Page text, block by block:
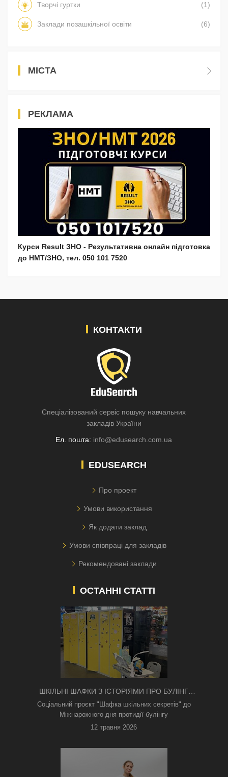
Творчі гуртки (1)
Заклади позашкільної освіти (6)
МІСТА
РЕКЛАМА
Курси Result ЗНО - Результативна онлайн підготовка
до НМТ/ЗНО, тел. 050 101 7520
КОНТАКТИ
Спеціалізований сервіс пошуку навчальних
закладів України
Ел. пошта: info@edusearch.com.ua
EDUSEARCH
Про проект
Умови використання
Як додати заклад
Умови співпраці для закладів
Рекомендовані заклади
ОСТАННІ СТАТТІ
ШКІЛЬНІ ШАФКИ З ІСТОРІЯМИ ПРО БУЛІНГ
З'ЯВИЛИСЯ В КИЄВІ
Соціальний проєкт "Шафка шкільних секретів" до
Міжнарожного дня протидії булінгу
12 травня 2026